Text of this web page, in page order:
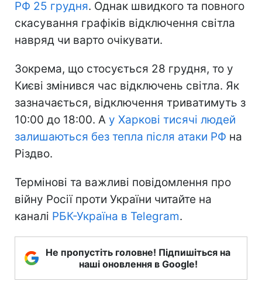
РФ 25 грудня. Однак швидкого та повного
скасування графіків відключення світла
навряд чи варто очікувати.
Зокрема, що стосується 28 грудня, то у
Києві змінився час відключень світла. Як
зазначається, відключення триватимуть з
10:00 до 18:00. А у Харкові тисячі людей
залишаються без тепла після атаки РФ на
Різдво.
Термінові та важливі повідомлення про
війну Росії проти України читайте на
каналі РБК-Україна в Telegram.
Не пропустіть головне! Підпишіться на
наші оновлення в Google!